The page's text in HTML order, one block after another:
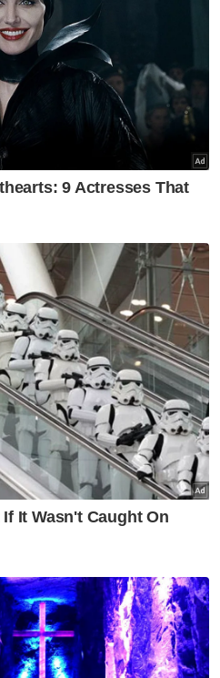
membuat
Kanada, Kevin
pada pusingan
2024 manakala
Koga-Taichi Saito
pusingan pembukaan
lain, Bin Shen berkata,
sebarang
Wooi Yik pada
dan All England 2024,
nombor satu negara
prestasi pada Sukan
26 Julai-11 Ogos ini.